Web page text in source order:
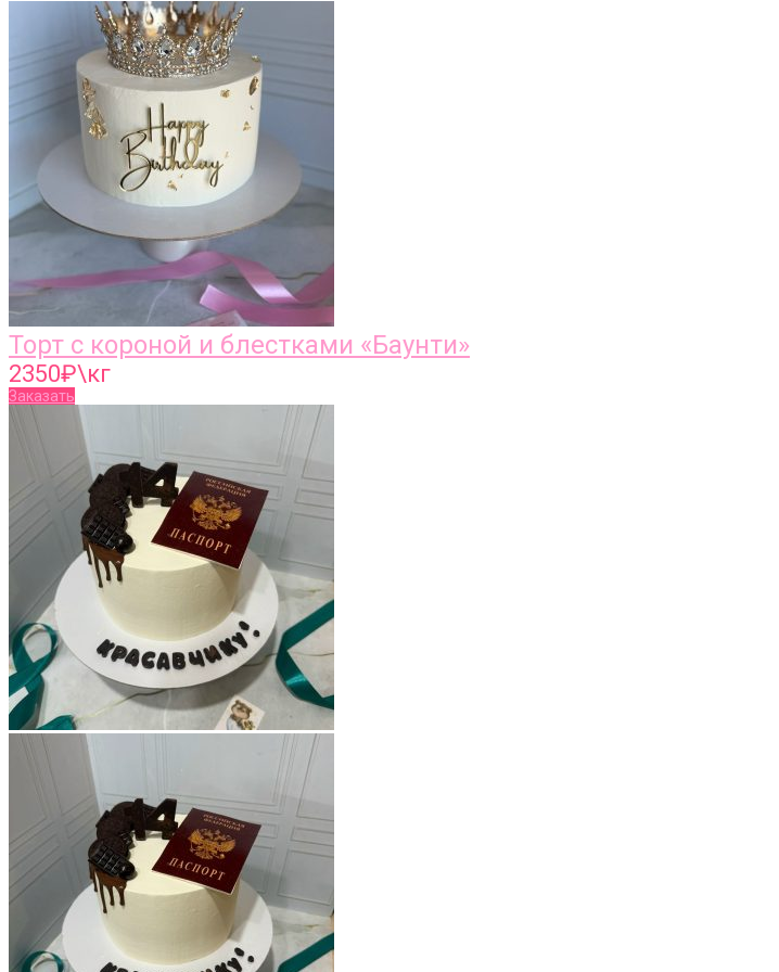
Торт с короной и блестками «Баунти»
2350₽\кг
Заказать